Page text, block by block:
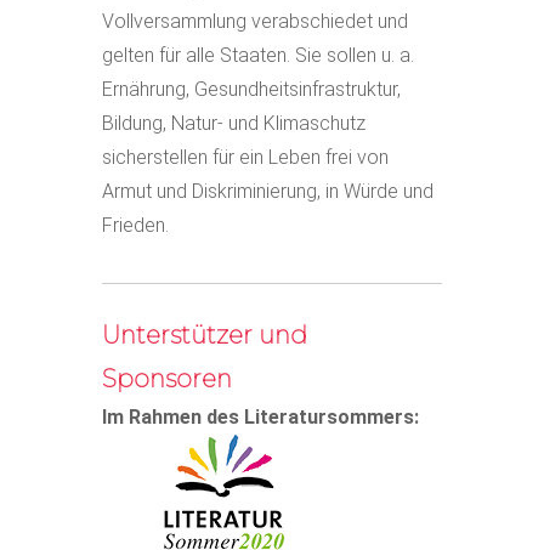
Vollversammlung verabschiedet und
gelten für alle Staaten. Sie sollen u. a.
Ernährung, Gesundheitsinfrastruktur,
Bildung, Natur- und Klimaschutz
sicherstellen für ein Leben frei von
Armut und Diskriminierung, in Würde und
Frieden.
Unterstützer und
Sponsoren
Im Rahmen des Literatursommers: